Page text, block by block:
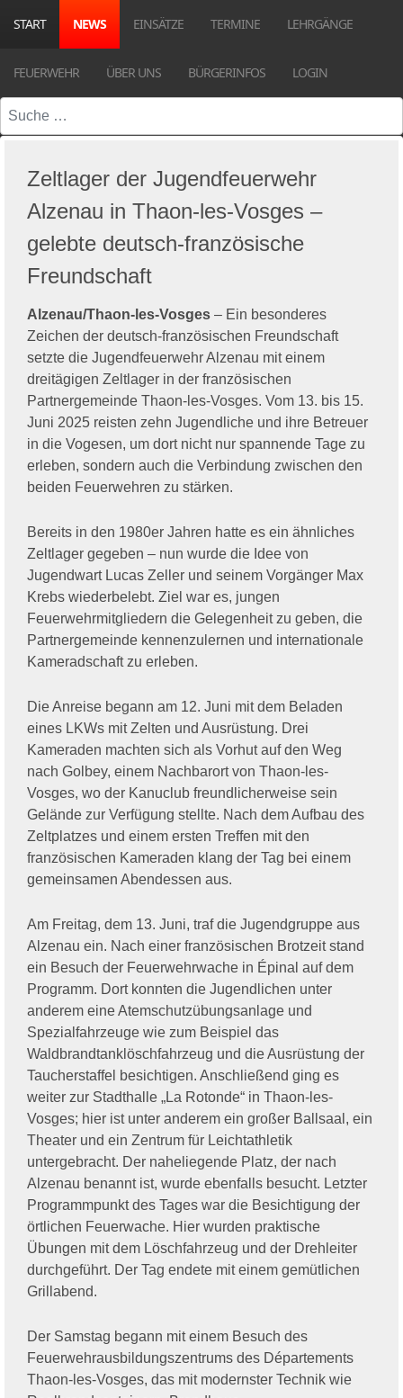
START NEWS EINSÄTZE TERMINE LEHRGÄNGE
FEUERWEHR ÜBER UNS BÜRGERINFOS LOGIN
Suchen
Zeltlager der Jugendfeuerwehr
Alzenau in Thaon-les-Vosges –
gelebte deutsch-französische
Freundschaft
Alzenau/Thaon-les-Vosges – Ein besonderes
Zeichen der deutsch-französischen Freundschaft
setzte die Jugendfeuerwehr Alzenau mit einem
dreitägigen Zeltlager in der französischen
Partnergemeinde Thaon-les-Vosges. Vom 13. bis 15.
Juni 2025 reisten zehn Jugendliche und ihre Betreuer
in die Vogesen, um dort nicht nur spannende Tage zu
erleben, sondern auch die Verbindung zwischen den
beiden Feuerwehren zu stärken.
Bereits in den 1980er Jahren hatte es ein ähnliches
Zeltlager gegeben – nun wurde die Idee von
Jugendwart Lucas Zeller und seinem Vorgänger Max
Krebs wiederbelebt. Ziel war es, jungen
Feuerwehrmitgliedern die Gelegenheit zu geben, die
Partnergemeinde kennenzulernen und internationale
Kameradschaft zu erleben.
Die Anreise begann am 12. Juni mit dem Beladen
eines LKWs mit Zelten und Ausrüstung. Drei
Kameraden machten sich als Vorhut auf den Weg
nach Golbey, einem Nachbarort von Thaon-les-
Vosges, wo der Kanuclub freundlicherweise sein
Gelände zur Verfügung stellte. Nach dem Aufbau des
Zeltplatzes und einem ersten Treffen mit den
französischen Kameraden klang der Tag bei einem
gemeinsamen Abendessen aus.
Am Freitag, dem 13. Juni, traf die Jugendgruppe aus
Alzenau ein. Nach einer französischen Brotzeit stand
ein Besuch der Feuerwehrwache in Épinal auf dem
Programm. Dort konnten die Jugendlichen unter
anderem eine Atemschutzübungsanlage und
Spezialfahrzeuge wie zum Beispiel das
Waldbrandtanklöschfahrzeug und die Ausrüstung der
Taucherstaffel besichtigen. Anschließend ging es
weiter zur Stadthalle „La Rotonde“ in Thaon-les-
Vosges; hier ist unter anderem ein großer Ballsaal, ein
Theater und ein Zentrum für Leichtathletik
untergebracht. Der naheliegende Platz, der nach
Alzenau benannt ist, wurde ebenfalls besucht. Letzter
Programmpunkt des Tages war die Besichtigung der
örtlichen Feuerwache. Hier wurden praktische
Übungen mit dem Löschfahrzeug und der Drehleiter
durchgeführt. Der Tag endete mit einem gemütlichen
Grillabend.
Der Samstag begann mit einem Besuch des
Feuerwehrausbildungszentrums des Départements
Thaon-les-Vosges, das mit modernster Technik wie